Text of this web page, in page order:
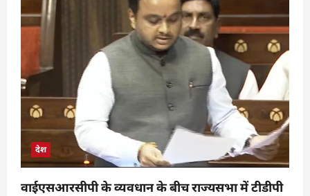
देश
वाईएसआरसीपी के व्यवधान के बीच राज्यसभा में टीडीपी